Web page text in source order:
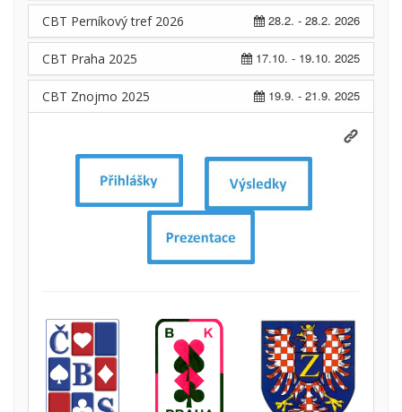
28.2. - 28.2. 2026
CBT Perníkový tref 2026
17.10. - 19.10. 2025
CBT Praha 2025
19.9. - 21.9. 2025
CBT Znojmo 2025